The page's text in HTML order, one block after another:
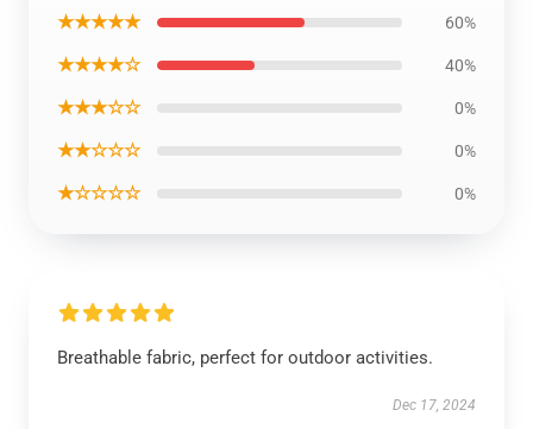
★★★★★ 60%
★★★★☆ 40%
★★★☆☆ 0%
★★☆☆☆ 0%
★☆☆☆☆ 0%
Breathable fabric, perfect for outdoor activities.
Dec 17, 2024